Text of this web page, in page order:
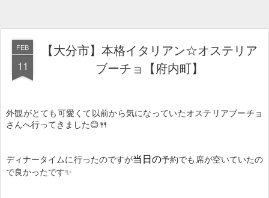
FEB
11
【大分市】本格イタリアン☆オステリア
ブーチョ【府内町】
外観がとても可愛くて以前から気になっていたオステリアブーチョ
さんへ行ってきました😊🍴
ディナータイムに行ったのですが当日の予約でも席が空いていたの
で良かったです✨